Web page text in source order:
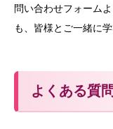
問い合わせフォーム
も、皆様とご一緒に
よくある質問